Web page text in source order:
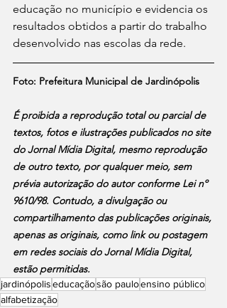
educação no município e evidencia os
resultados obtidos a partir do trabalho
desenvolvido nas escolas da rede.
Foto: Prefeitura Municipal de Jardinópolis
É proibida a reprodução total ou parcial de
textos, fotos e ilustrações publicados no site
do Jornal Mídia Digital, mesmo reprodução
de outro texto, por qualquer meio, sem
prévia autorização do autor conforme Lei nº
9610/98. Contudo, a divulgação ou
compartilhamento das publicações originais,
apenas as originais, como link ou postagem
em redes sociais do Jornal Mídia Digital,
estão permitidas.
jardinópoliseducaçãosão pauloensino público
alfabetização